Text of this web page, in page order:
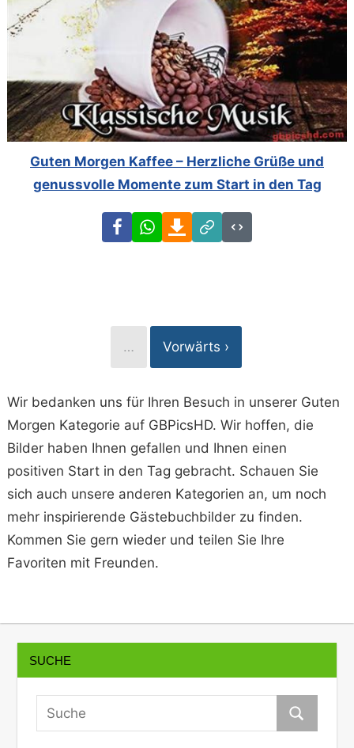
Guten Morgen Kaffee – Herzliche Grüße und
genussvolle Momente zum Start in den Tag
FacebookWhatsAppDownload
Link
Code
… Vorwärts ›
Wir bedanken uns für Ihren Besuch in unserer Guten
Morgen Kategorie auf GBPicsHD. Wir hoffen, die
Bilder haben Ihnen gefallen und Ihnen einen
positiven Start in den Tag gebracht. Schauen Sie
sich auch unsere anderen Kategorien an, um noch
mehr inspirierende Gästebuchbilder zu finden.
Kommen Sie gern wieder und teilen Sie Ihre
Favoriten mit Freunden.
SUCHE